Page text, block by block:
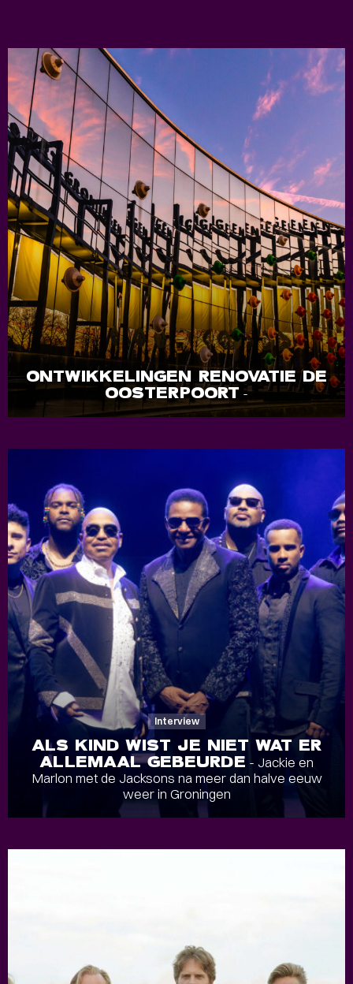
ONTWIKKELINGEN RENOVATIE DE
OOSTERPOORT-
Interview
ALS KIND WIST JE NIET WAT ER
ALLEMAAL GEBEURDE - Jackie en
Marlon met de Jacksons na meer dan halve eeuw
weer in Groningen